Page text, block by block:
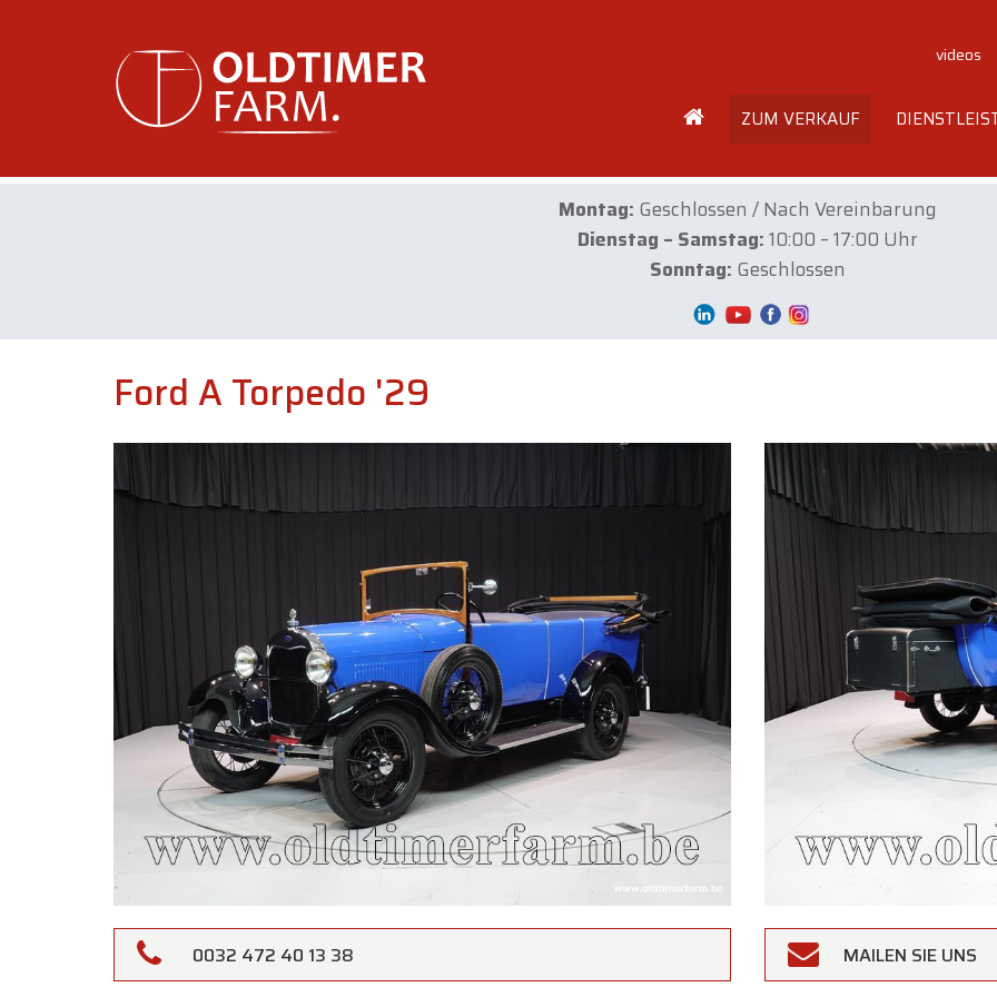
videos
ZUM VERKAUF
Montag: Geschlossen / Nach Vereinbarung
Dienstag – Samstag:10:00 – 17:00 Uhr
Sonntag: Geschlossen
Ford A Torpedo '29
0032 472 40 13 38 MAILEN SIE UNS
Oldtimerfarm
Liebe Kundinnen und Kunden,